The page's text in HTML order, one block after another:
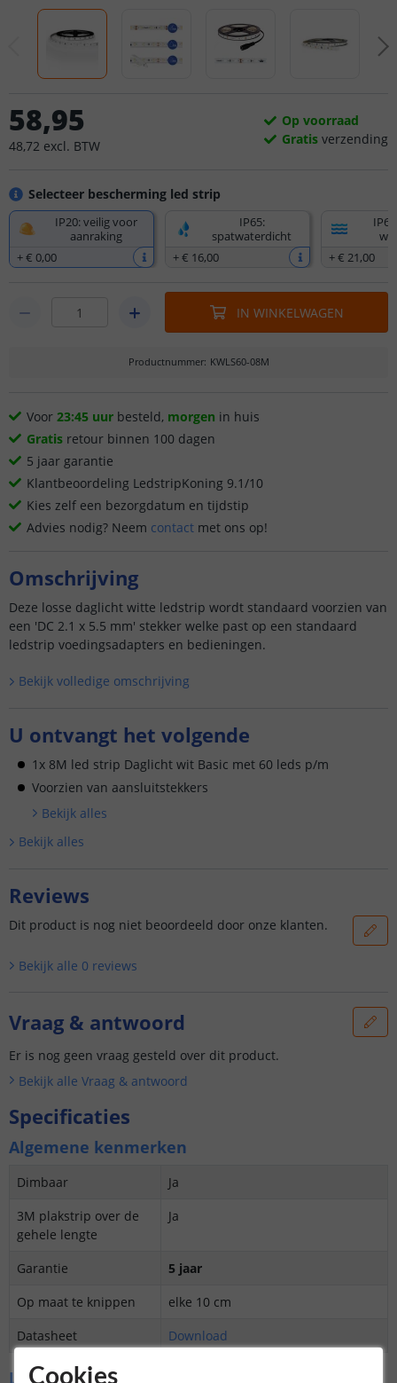
Selecteer bescherming led strip
IP20: veilig voor
aanraking
+€ 0,00
IP65:
spatwaterdicht
+€ 16,00
+€ 21,00
58,95
48,72 excl. BTW
Op voorraad
Gratis verzending
IN WINKELWAGEN
Productnummer: KWLS60-08M
Voor 23:45 uur besteld, morgen in huis
Gratis retour binnen 100 dagen
5 jaar garantie
Klantbeoordeling LedstripKoning 9.1/10
Kies zelf een bezorgdatum en tijdstip
Advies nodig? Neem contact met ons op!
Omschrijving
Deze losse daglicht witte ledstrip wordt standaard voorzien van
een 'DC 2.1 x 5.5 mm' stekker welke past op een standaard
ledstrip voedingsadapters en bedieningen.
Bekijk volledige omschrijving
U ontvangt het volgende
1x 8M led strip Daglicht wit Basic met 60 leds p/m
Voorzien van aansluitstekkers
Bekijk alles
Bekijk alles
Reviews
Dit product is nog niet beoordeeld door onze klanten.
Bekijk alle 0 reviews
Vraag & antwoord
Er is nog geen vraag gesteld over dit product.
Bekijk alle Vraag & antwoord
Specificaties
Algemene kenmerken
Dimbaar
Ja
3M plakstrip over de
gehele lengte
Ja
Garantie
5 jaar
Op maat te knippen
elke 10 cm
Datasheet
Download
LED's en licht
Cookies